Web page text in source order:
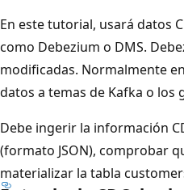
En este tutorial, usará datos
como Debezium o DMS.
modificadas. Normalmente
datos a temas de Kafka o los
Debe ingerir la información
(formato JSON), comprobar
materializar la tabla